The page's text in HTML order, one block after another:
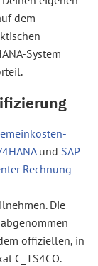
dem
System
und SAP
Rechnung
Die
offiziellen, in
C_TS4CO.